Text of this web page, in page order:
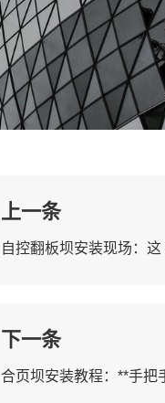
上一条
下一条
合页坝安装教程：**手把